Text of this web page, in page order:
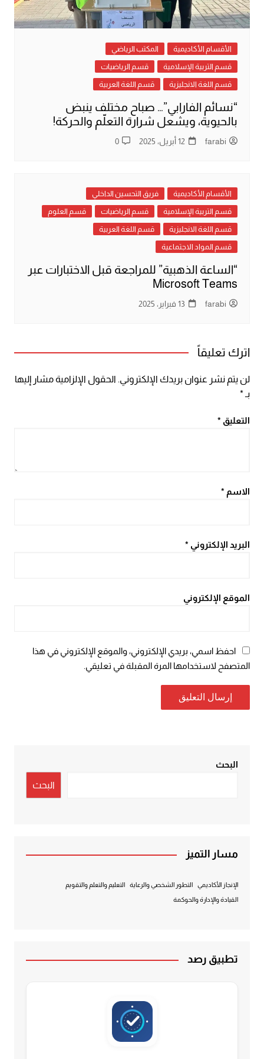
الأقسام الأكاديمية
المكتب الرياضي
قسم التربية الإسلامية
قسم الرياضيات
قسم اللغة الانجليزية
قسم اللغة العربية
“نسائم الفارابي”… صباح مختلف ينبض
بالحيوية، ويشعل شرارة التعلّم والحركة!
farabi 12 أبريل، 2025 0
الأقسام الأكاديمية
فريق التحسين الداخلي
قسم التربية الإسلامية
قسم الرياضيات
قسم العلوم
قسم اللغة الانجليزية
قسم اللغة العربية
قسم المواد الاجتماعية
“الساعة الذهبية” للمراجعة قبل الاختبارات عبر
Microsoft Teams
farabi 13 فبراير، 2025
اترك تعليقاً
لن يتم نشر عنوان بريدك الإلكتروني. الحقول الإلزامية مشار إليها
بـ*
التعليق *
الاسم *
البريد الإلكتروني *
الموقع الإلكتروني
احفظ اسمي، بريدي الإلكتروني، والموقع الإلكتروني في هذا
المتصفح لاستخدامها المرة المقبلة في تعليقي.
البحث
البحث
مسار التميز
الإنجاز الأكاديمي التطور الشخصي والرعاية التعليم والتعلم والتقويم
القيادة والإدارة والحوكمة
تطبيق رصد